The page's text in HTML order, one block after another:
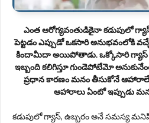
ఎంత ఆరోగ్యవంతుడికైనా కడుపులో
పెట్టడం ఎప్పుడో ఒకసారి అనుభవంలోకి
కిందామీదా అయిపోతాడు. ఒక్కోసారి గ్యాస్
ఇబ్బంది కలిగిస్తూ గుండెపోటేమో
ప్రధాన కారణం మనం తీసుకోనే
ఆహారాలు ఏంటో ఇప్పుడు
కడుపులో గ్యాస్, ఉబ్బరం అనే సమస్య